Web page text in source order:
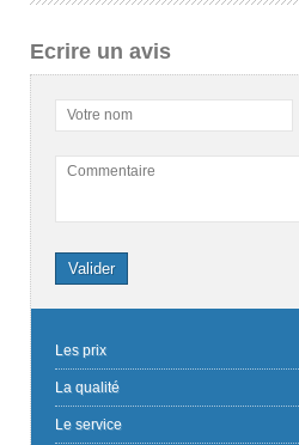
Ecrire un avis
Votre nom
Commentaire
Valider
Les prix
La qualité
Le service